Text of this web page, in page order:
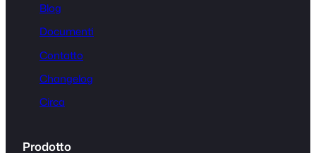
Blog
Documenti
Contatto
Changelog
Circa
Prodotto